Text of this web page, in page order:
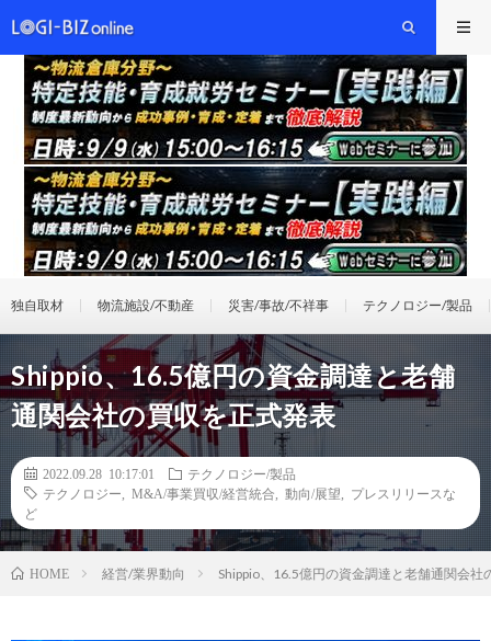
独自取材 物流施設/不動産 災害/事故/不祥事 テクノロジー/製品
Shippio、16.5億円の資金調達と老舗
通関会社の買収を正式発表
2022.09.28 10:17:01
テクノロジー/製品
テクノロジー
M&A/事業買収/経営統合 動向/展望
プレスリリースな
ど
HOME 経営/業界動向 Shippio、16.5億円の資金調達と老舗通関会社